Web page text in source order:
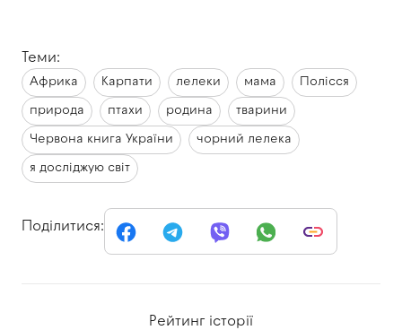
Теми:
Африка Карпати лелеки мама Полісся
природа птахи родина тварини
Червона книга України чорний лелека
я досліджую світ
Поділитися:
Рейтинг історії